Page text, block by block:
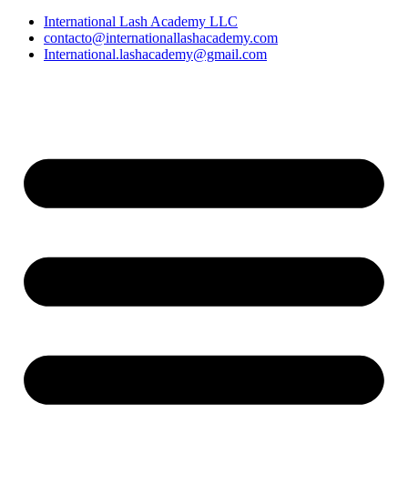
International Lash Academy LLC
contacto@internationallashacademy.com
International.lashacademy@gmail.com